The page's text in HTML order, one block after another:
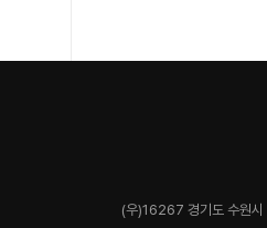
(우)16267 경기도 수원